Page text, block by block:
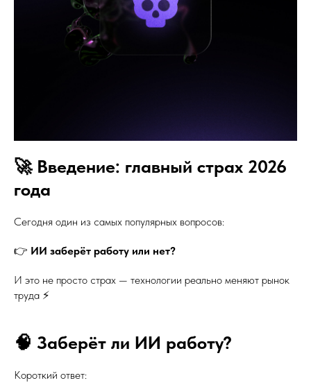
🚀 Введение: главный страх 2026
года
Сегодня один из самых популярных вопросов:
👉 ИИ заберёт работу или нет?
И это не просто страх — технологии реально меняют рынок
труда ⚡
🧠 Заберёт ли ИИ работу?
Короткий ответ: